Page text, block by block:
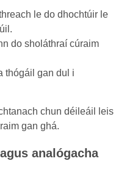
le do dhochtúir le
do sholáthraí cúraim
thógáil gan dul i
chun déileáil leis
gan ghá.
analógacha